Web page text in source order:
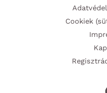
Cookiek